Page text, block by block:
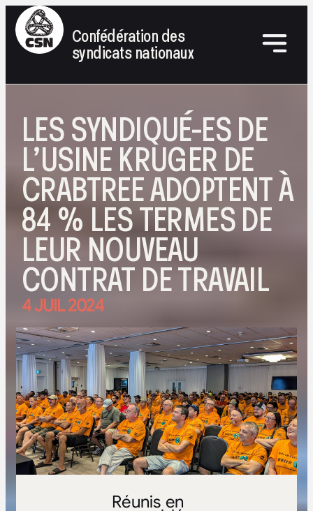
Confédération des
syndicats nationaux
LES SYNDIQUÉ-ES DE
L’USINE KRUGER DE
CRABTREE ADOPTENT À
84 % LES TERMES DE
LEUR NOUVEAU
CONTRAT DE TRAVAIL
4 JUIL 2024
Réunis en